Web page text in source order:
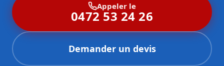
Appeler le
0472 53 24 26
Demander un devis